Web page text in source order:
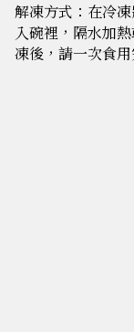
解凍方式：在冷
入碗裡，隔水加
凍後，請一次食